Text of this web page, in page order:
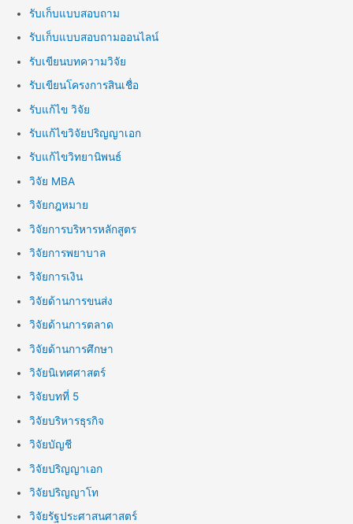
รับเก็บแบบสอบถาม
รับเก็บแบบสอบถามออนไลน์
รับเขียนบทความวิจัย
รับเขียนโครงการสินเชื่อ
รับแก้ไข วิจัย
รับแก้ไขวิจัยปริญญาเอก
รับแก้ไขวิทยานิพนธ์
วิจัย MBA
วิจัยกฎหมาย
วิจัยการบริหารหลักสูตร
วิจัยการพยาบาล
วิจัยการเงิน
วิจัยด้านการขนส่ง
วิจัยด้านการตลาด
วิจัยด้านการศึกษา
วิจัยนิเทศศาสตร์
วิจัยบทที่ 5
วิจัยบริหารธุรกิจ
วิจัยบัญชี
วิจัยปริญญาเอก
วิจัยปริญญาโท
วิจัยรัฐประศาสนศาสตร์